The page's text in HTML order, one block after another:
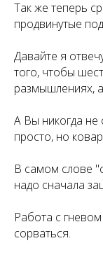
Так же теперь
продвинутые
Давайте я
того, чтобы
размышлениях,
А Вы никогда не
просто, но
В самом слове
надо сначала
Работа с
сорваться.